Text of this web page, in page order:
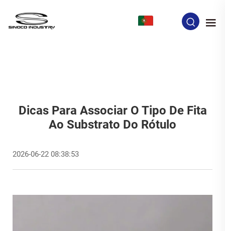
Dicas Para Associar O Tipo De Fita
Ao Substrato Do Rótulo
2026-06-22 08:38:53